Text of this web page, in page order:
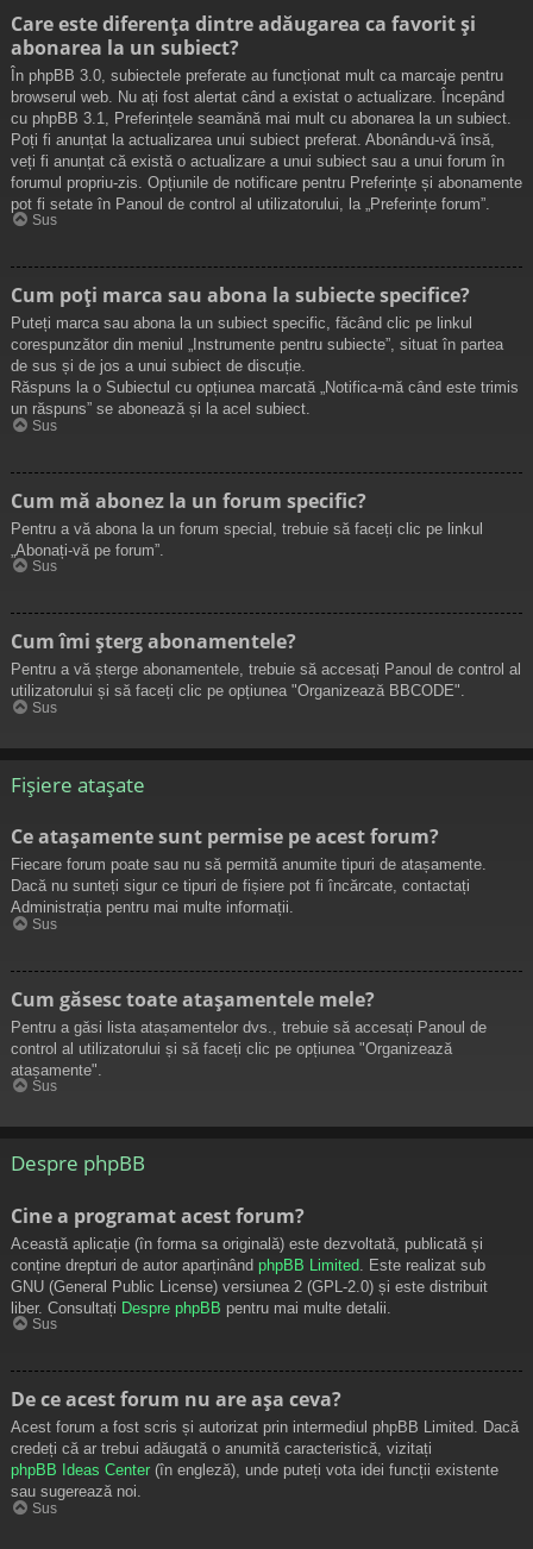
Care este diferența dintre adăugarea ca favorit și
abonarea la un subiect?
În phpBB 3.0, subiectele preferate au funcționat mult ca marcaje pentru
browserul web. Nu ați fost alertat când a existat o actualizare. Începând
cu phpBB 3.1, Preferințele seamănă mai mult cu abonarea la un subiect.
Poți fi anunțat la actualizarea unui subiect preferat. Abonându-vă însă,
veți fi anunțat că există o actualizare a unui subiect sau a unui forum în
forumul propriu-zis. Opțiunile de notificare pentru Preferințe și abonamente
pot fi setate în Panoul de control al utilizatorului, la „Preferințe forum”.
Sus
Cum poți marca sau abona la subiecte specifice?
Puteți marca sau abona la un subiect specific, făcând clic pe linkul
corespunzător din meniul „Instrumente pentru subiecte”, situat în partea
de sus și de jos a unui subiect de discuție.
Răspuns la o Subiectul cu opțiunea marcată „Notifica-mă când este trimis
un răspuns” se abonează și la acel subiect.
Sus
Cum mă abonez la un forum specific?
Pentru a vă abona la un forum special, trebuie să faceți clic pe linkul
„Abonați-vă pe forum”.
Sus
Cum îmi șterg abonamentele?
Pentru a vă șterge abonamentele, trebuie să accesați Panoul de control al
utilizatorului și să faceți clic pe opțiunea "Organizează BBCODE".
Sus
Fișiere atașate
Ce atașamente sunt permise pe acest forum?
Fiecare forum poate sau nu să permită anumite tipuri de atașamente.
Dacă nu sunteți sigur ce tipuri de fișiere pot fi încărcate, contactați
Administrația pentru mai multe informații.
Sus
Cum găsesc toate atașamentele mele?
Pentru a găsi lista atașamentelor dvs., trebuie să accesați Panoul de
control al utilizatorului și să faceți clic pe opțiunea "Organizează
atașamente".
Sus
Despre phpBB
Cine a programat acest forum?
Această aplicație (în forma sa originală) este dezvoltată, publicată și
conține drepturi de autor aparținând phpBB Limited . Este realizat sub
GNU (General Public License) versiunea 2 (GPL-2.0) și este distribuit
liber. Consultați Despre phpBB pentru mai multe detalii.
Sus
De ce acest forum nu are așa ceva?
Acest forum a fost scris și autorizat prin intermediul phpBB Limited. Dacă
credeți că ar trebui adăugată o anumită caracteristică, vizitați
phpBB Ideas Center (în engleză), unde puteți vota idei funcții existente
sau sugerează noi.
Sus